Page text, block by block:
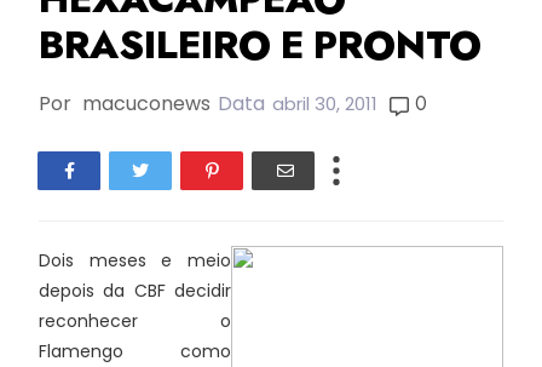
BRASILEIRO E PRONTO
Por macuconews Data abril 30, 2011 0
Dois meses e meio
depois da CBF decidir
reconhecer o
Flamengo como